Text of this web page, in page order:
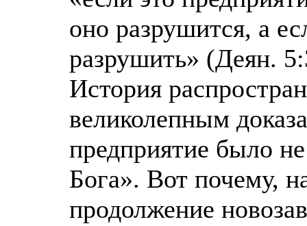
оно разрушится, а
разрушить» (Деян.
История
великолепным
предприятие было
Бога». Вот почему,
продолжение